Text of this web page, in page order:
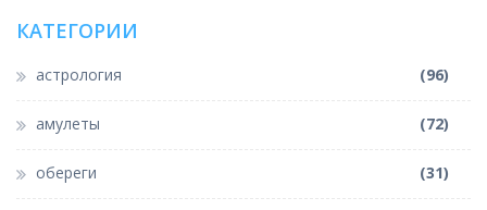
КАТЕГОРИИ
астрология (96)
амулеты (72)
обереги (31)